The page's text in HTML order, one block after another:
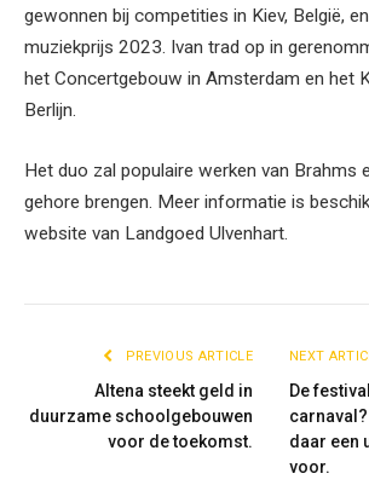
gewonnen bij competities in Kiev, België,
muziekprijs 2023. Ivan trad op in
het Concertgebouw in Amsterdam en het
Berlijn.
Het duo zal populaire werken van Brahms
gehore brengen. Meer informatie is
website van Landgoed Ulvenhart.
PREVIOUS ARTICLE
Altena steekt geld in
duurzame schoolgebouwen
voor de toekomst.
NEXT
De
carnaval?
daar een
voor.